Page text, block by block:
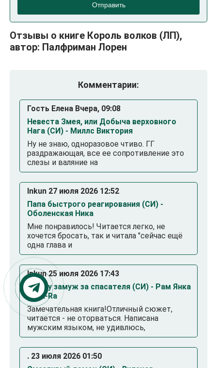
Отправить
Отзывы о книге Король волков (ЛП),
автор: Палфриман Лорен
Комментарии:
Гость Елена Вчера, 09:08
Невеста Змея, или Добыча верховного
Нага (СИ) - Миллс Виктория
Ну не знаю, одноразовое чтиво. ГГ
раздражающая, все ее сопротивление это
слезы и валяние на
Inkun 27 июля 2026 12:52
Папа быстрого реагирования (СИ) -
Оболенская Ника
Мне понравилось! Читается легко, не
хочется бросать, так и читала "сейчас ещё
одна глава и
Inkun 25 июля 2026 17:43
Выйду замуж за спасателя (СИ) - Рам Янка
Янка-Ra
Замечательная книга!Отличный сюжет,
читается - не оторваться. Написана
мужским языком, не удивлюсь,
. 23 июля 2026 01:50